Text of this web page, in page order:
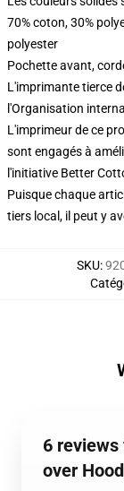
70% coton, 30%
polyester
Pochette avant,
L'imprimante tierce
l'Organisation
L'imprimeur de ce
sont engagés à
l'initiative Better
Puisque chaque
tiers local, il peut y
SKU:
6
over